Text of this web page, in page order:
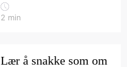
2 min
Lær å snakke som om